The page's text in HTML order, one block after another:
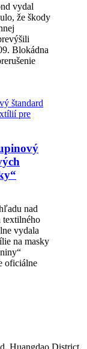
vydal
že škody
Blokádna
nad
textilného
vydala
na masky
oficiálne
Huangdao District,